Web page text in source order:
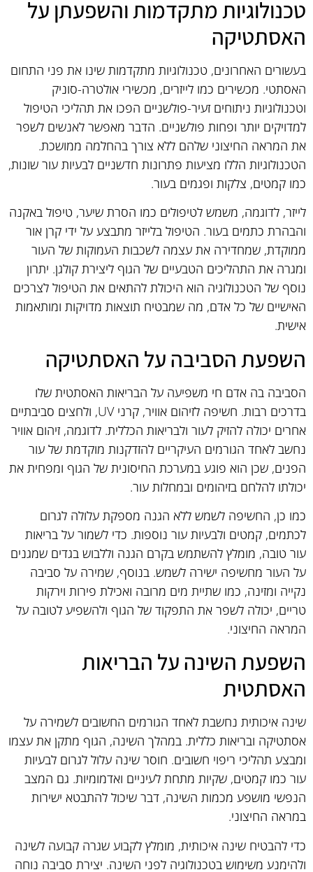
טכנולוגיות מתקדמות והשפעתן על
האסתטיקה
בעשורים האחרונים, טכנולוגיות מתקדמות שינו את פני התחום
האסתטי. מכשירים כמו לייזרים, מכשירי אולטרה-סוניק
וטכנולוגיות ניתוחים זעיר-פולשניים הפכו את תהליכי הטיפול
למדויקים יותר ופחות פולשניים. הדבר מאפשר לאנשים לשפר
את המראה החיצוני שלהם ללא צורך בהחלמה ממושכת.
הטכנולוגיות הללו מציעות פתרונות חדשניים לבעיות עור שונות,
כמו קמטים, צלקות ופגמים בעור.
לייזר, לדוגמה, משמש לטיפולים כמו הסרת שיער, טיפול באקנה
והבהרת כתמים בעור. הטיפול בלייזר מתבצע על ידי קרן אור
ממוקדת, שמחדירה את עצמה לשכבות העמוקות של העור
ומגרה את התהליכים הטבעיים של הגוף ליצירת קולגן. יתרון
נוסף של הטכנולוגיה הוא היכולת להתאים את הטיפול לצרכים
האישיים של כל אדם, מה שמבטיח תוצאות מדויקות ומותאמות
אישית.
השפעת הסביבה על האסתטיקה
הסביבה בה אדם חי משפיעה על הבריאות האסתטית שלו
בדרכים רבות. חשיפה לזיהום אוויר, קרני UV, ולחצים סביבתיים
אחרים יכולה להזיק לעור ולבריאות הכללית. לדוגמה, זיהום אוויר
נחשב לאחד הגורמים העיקריים להזדקנות מוקדמת של עור
הפנים, שכן הוא פוגע במערכת החיסונית של הגוף ומפחית את
יכולתו להלחם בזיהומים ובמחלות עור.
כמו כן, החשיפה לשמש ללא הגנה מספקת עלולה לגרום
לכתמים, קמטים ולבעיות עור נוספות. כדי לשמור על בריאות
עור טובה, מומלץ להשתמש בקרם הגנה וללבוש בגדים שמגנים
על העור מחשיפה ישירה לשמש. בנוסף, שמירה על סביבה
נקייה ומזינה, כמו שתיית מים מרובה ואכילת פירות וירקות
טריים, יכולה לשפר את התפקוד של הגוף ולהשפיע לטובה על
המראה החיצוני.
השפעת השינה על הבריאות
האסתטית
שינה איכותית נחשבת לאחד הגורמים החשובים לשמירה על
אסתטיקה ובריאות כללית. במהלך השינה, הגוף מתקן את עצמו
ומבצע תהליכי ריפוי חשובים. חוסר שינה עלול לגרום לבעיות
עור כמו קמטים, שקיות מתחת לעיניים ואדמומיות. גם המצב
הנפשי מושפע מכמות השינה, דבר שיכול להתבטא ישירות
במראה החיצוני.
כדי להבטיח שינה איכותית, מומלץ לקבוע שגרה קבועה לשינה
ולהימנע משימוש בטכנולוגיה לפני השינה. יצירת סביבה נוחה